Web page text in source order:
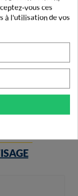
Sérum...
vous ces
à l'utilisation de vos